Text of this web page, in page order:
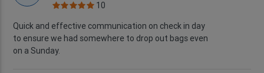
10
Quick and effective communication on check in day
to ensure we had somewhere to drop out bags even
on a Sunday.